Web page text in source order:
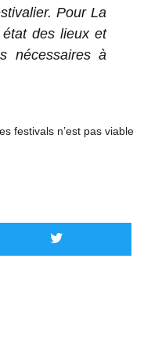
Pour La
des lieux et
nécessaires à
festivals n’est pas viable